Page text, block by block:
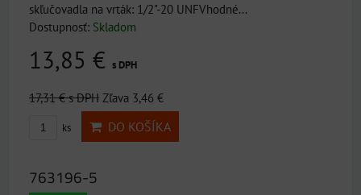
skľučovadla na vrták: 1/2"-20 UNFVhodné...
Dostupnosť: Skladom
13,85 € s DPH
17,31 €s DPH Zľava 3,46 €
ks DO KOŠÍKA
763196-5